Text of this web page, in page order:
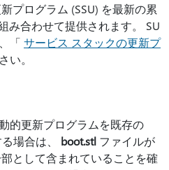
プログラム (SSU) を最新の累
み合わせて提供されます。 SU
「 サービス スタックの更新プ
い。
的更新プログラムを既存の
場合は、 boot.stl ファイルが
として含まれていることを確